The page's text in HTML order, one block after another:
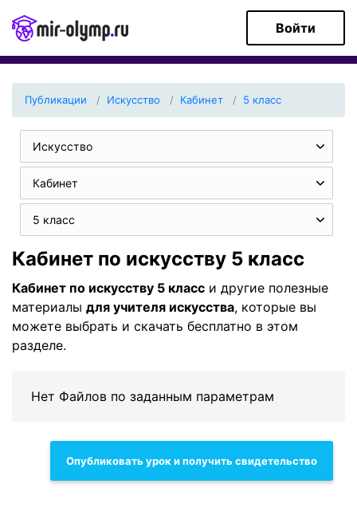
Войти
Публикации Искуcство Кабинет 5 класс
Искуcство
Кабинет
5 класс
Кабинет по искуcству 5 класс
Кабинет по искуcству 5 класс и другие полезные
материалы для учителя искусcтва, которые вы
можете выбрать и скачать бесплатно в этом
разделе.
Нет Файлов по заданным параметрам
Опубликовать урок и получить свидетельство